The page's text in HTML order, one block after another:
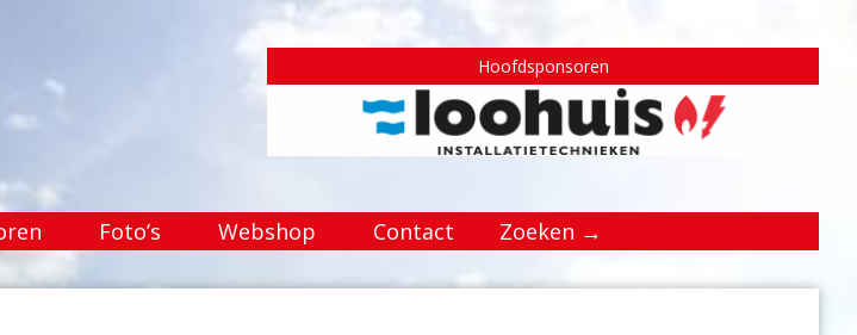
Hoofdsponsoren
Foto’s Webshop Contact Zoeken →